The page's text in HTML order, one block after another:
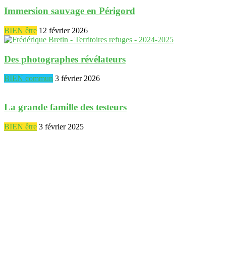
Immersion sauvage en Périgord
BIEN être 12 février 2026
Des photographes révélateurs
BIEN commun 3 février 2026
La grande famille des testeurs
BIEN être 3 février 2025